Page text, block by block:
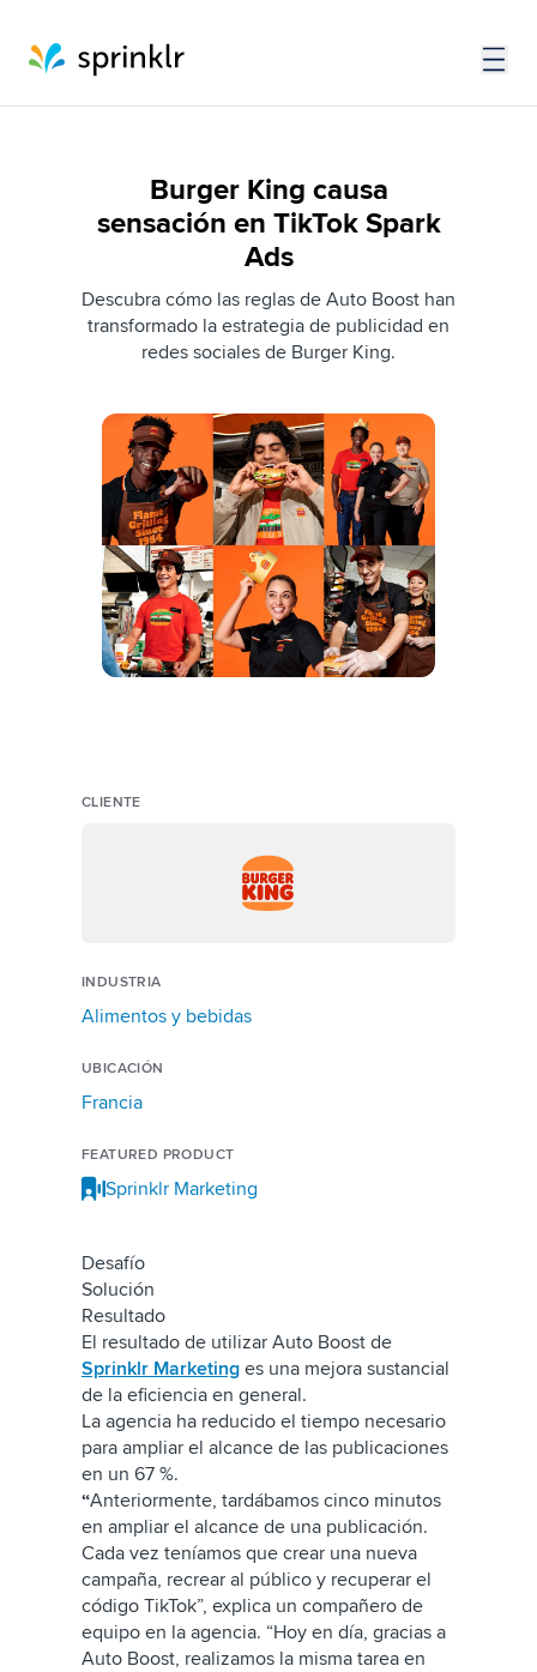
Burger King causa
sensación en TikTok Spark
Ads
Descubra cómo las reglas de Auto Boost han
transformado la estrategia de publicidad en
redes sociales de Burger King.
Desafío
Solución
Resultado
El resultado de utilizar Auto Boost de
Sprinklr Marketing es una mejora sustancial
de la eficiencia en general.
La agencia ha reducido el tiempo necesario
para ampliar el alcance de las publicaciones
en un 67 %.
“Anteriormente, tardábamos cinco minutos
en ampliar el alcance de una publicación.
Cada vez teníamos que crear una nueva
campaña, recrear al público y recuperar el
código TikTok”, explica un compañero de
equipo en la agencia. “Hoy en día, gracias a
Auto Boost, realizamos la misma tarea en
CLIENTE
INDUSTRIA
Alimentos y bebidas
UBICACIÓN
Francia
FEATURED PRODUCT
Sprinklr Marketing